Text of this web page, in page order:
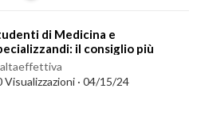
di Medicina e
il consiglio più
per voi....!
Visualizzazioni · 04/15/24